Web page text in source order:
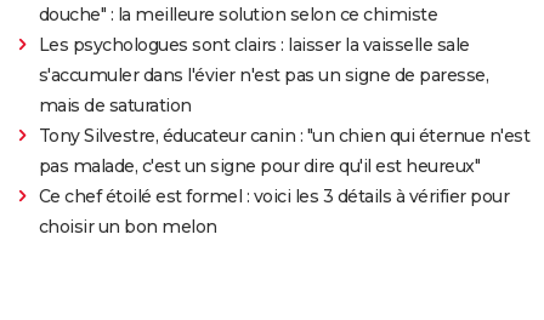
douche" : la meilleure solution selon ce chimiste
Les psychologues sont clairs : laisser la vaisselle sale
s'accumuler dans l'évier n'est pas un signe de paresse,
mais de saturation
Tony Silvestre, éducateur canin : "un chien qui éternue n'est
pas malade, c'est un signe pour dire qu'il est heureux"
Ce chef étoilé est formel : voici les 3 détails à vérifier pour
choisir un bon melon